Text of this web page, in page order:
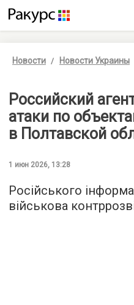
Новости Новости Украины
Российский
атаки по
в Полтавской
1 июн 2026, 13:28
Російського
військова